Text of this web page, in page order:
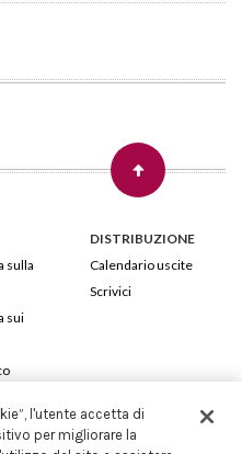
sulla
sui
DISTRIBUZIONE
Calendario uscite
Scrivici
Monte Nero, 84 - 20135 Milano
- Capitale Sociale 258.250 €
l'utente accetta di
per migliorare la